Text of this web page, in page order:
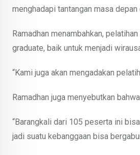
menghadapi tantangan masa
Ramadhan menambahkan,
graduate, baik untuk menjadi
“Kami juga akan mengadakan
Ramadhan juga menyebutkan
“Barangkali dari 105 peserta ini
jadi suatu kebanggaan bisa